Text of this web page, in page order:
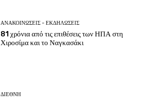
ΑΝΑΚΟΙΝΩΣΕΙΣ - ΕΚΔΗΛΩΣΕΙΣ
81 χρόνια από τις επιθέσεις των ΗΠΑ στη
Χιροσίμα και το Ναγκασάκι
ΔΙΕΘΝΗ